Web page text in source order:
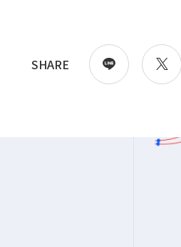
SHARE